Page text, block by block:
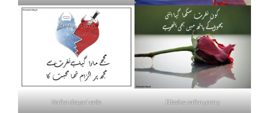
Nafrat shayari urdu Khud se nafrat poetry